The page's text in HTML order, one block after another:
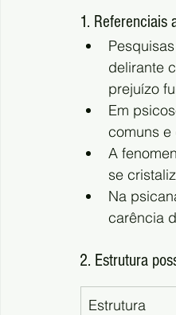
1. Referenciais
delirante
prejuízo
Em
comuns e
A
se
Na
carência
2. Estrutura
Estrutura